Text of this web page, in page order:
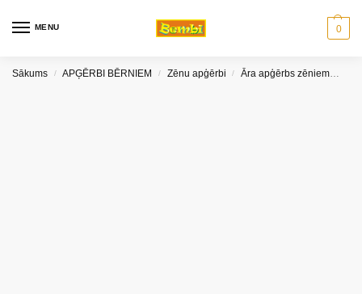
MENU 0
Sākums / APĢĒRBI BĒRNIEM / Zēnu apģērbi / Āra apģērbs zēniem